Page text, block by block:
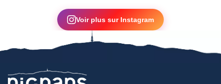
▶
Voir plus sur Instagram